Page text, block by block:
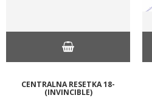
CENTRALNA RESETKA 18-
(INVINCIBLE)